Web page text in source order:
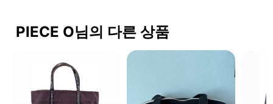
PIECE O님의 다른 상품